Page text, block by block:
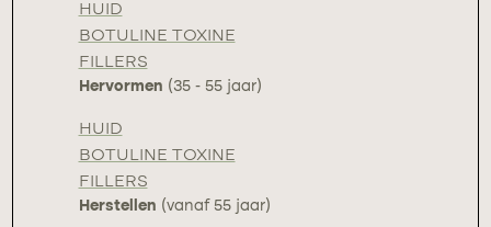
HUID
BOTULINE TOXINE
FILLERS
Hervormen (35 - 55 jaar)
HUID
BOTULINE TOXINE
FILLERS
Herstellen (vanaf 55 jaar)